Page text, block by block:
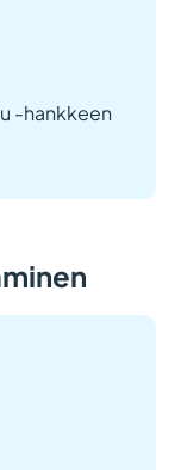
-hankkeen